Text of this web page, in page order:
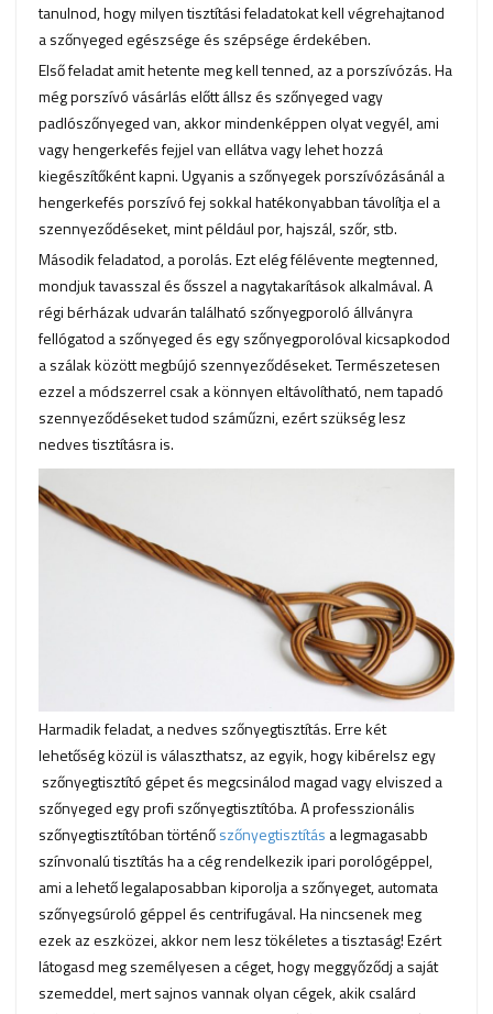
tanulnod, hogy milyen tisztítási feladatokat kell végrehajtanod
a szőnyeged egészsége és szépsége érdekében.
Első feladat amit hetente meg kell tenned, az a porszívózás. Ha
még porszívó vásárlás előtt állsz és szőnyeged vagy
padlószőnyeged van, akkor mindenképpen olyat vegyél, ami
vagy hengerkefés fejjel van ellátva vagy lehet hozzá
kiegészítőként kapni. Ugyanis a szőnyegek porszívózásánál a
hengerkefés porszívó fej sokkal hatékonyabban távolítja el a
szennyeződéseket, mint például por, hajszál, szőr, stb.
Második feladatod, a porolás. Ezt elég félévente megtenned,
mondjuk tavasszal és ősszel a nagytakarítások alkalmával. A
régi bérházak udvarán található szőnyegporoló állványra
fellógatod a szőnyeged és egy szőnyegporolóval kicsapkodod
a szálak között megbújó szennyeződéseket. Természetesen
ezzel a módszerrel csak a könnyen eltávolítható, nem tapadó
szennyeződéseket tudod száműzni, ezért szükség lesz
nedves tisztításra is.
Harmadik feladat, a nedves szőnyegtisztítás. Erre két
lehetőség közül is választhatsz, az egyik, hogy kibérelsz egy
szőnyegtisztító gépet és megcsinálod magad vagy elviszed a
szőnyeged egy profi szőnyegtisztítóba. A professzionális
szőnyegtisztítóban történőszőnyegtisztítás a legmagasabb
színvonalú tisztítás ha a cég rendelkezik ipari porológéppel,
ami a lehető legalaposabban kiporolja a szőnyeget, automata
szőnyegsúroló géppel és centrifugával. Ha nincsenek meg
ezek az eszközei, akkor nem lesz tökéletes a tisztaság! Ezért
látogasd meg személyesen a céget, hogy meggyőződj a saját
szemeddel, mert sajnos vannak olyan cégek, akik csalárd